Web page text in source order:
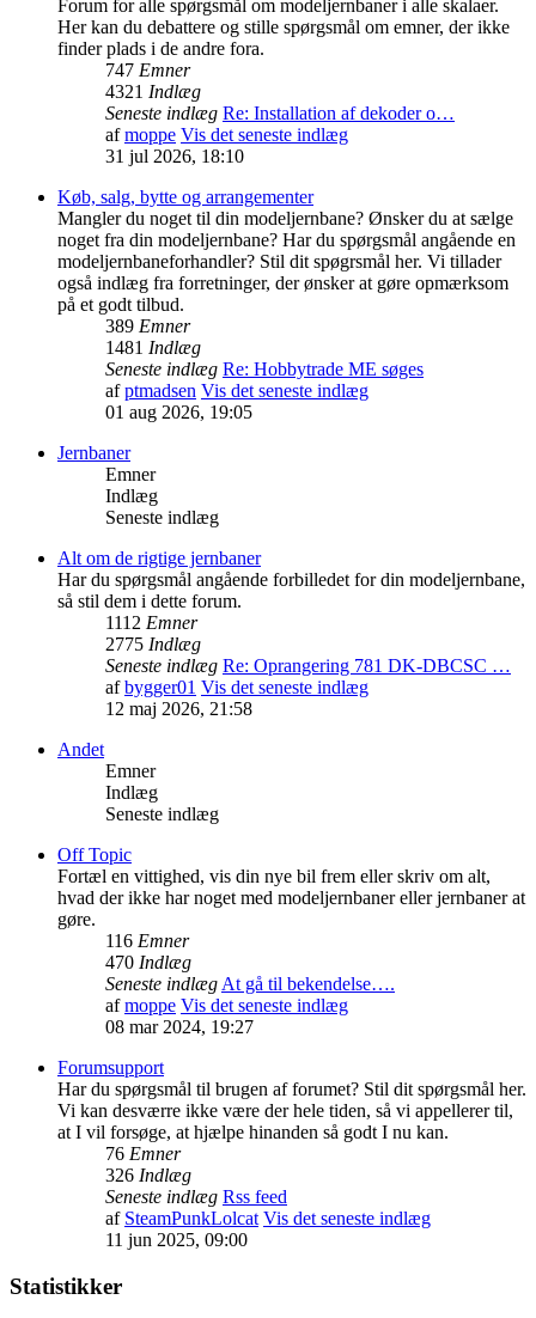
Forum for alle spørgsmål om modeljernbaner i alle skalaer.
Her kan du debattere og stille spørgsmål om emner, der ikke
finder plads i de andre fora.
747 Emner
4321 Indlæg
Seneste indlæg Re: Installation af dekoder o…
afmoppe Vis det seneste indlæg
31 jul 2026, 18:10
Køb, salg, bytte og arrangementer
Mangler du noget til din modeljernbane? Ønsker du at sælge
noget fra din modeljernbane? Har du spørgsmål angående en
modeljernbaneforhandler? Stil dit spøgrsmål her. Vi tillader
også indlæg fra forretninger, der ønsker at gøre opmærksom
på et godt tilbud.
389 Emner
1481 Indlæg
Seneste indlæg Re: Hobbytrade ME søges
afptmadsen Vis det seneste indlæg
01 aug 2026, 19:05
Jernbaner
Emner
Indlæg
Seneste indlæg
Alt om de rigtige jernbaner
Har du spørgsmål angående forbilledet for din modeljernbane,
så stil dem i dette forum.
1112 Emner
2775 Indlæg
Seneste indlæg Re: Oprangering 781 DK-DBCSC …
afbygger01 Vis det seneste indlæg
12 maj 2026, 21:58
Andet
Emner
Indlæg
Seneste indlæg
Off Topic
Fortæl en vittighed, vis din nye bil frem eller skriv om alt,
hvad der ikke har noget med modeljernbaner eller jernbaner at
gøre.
116 Emner
470 Indlæg
Seneste indlægAt gå til bekendelse….
afmoppe Vis det seneste indlæg
08 mar 2024, 19:27
Forumsupport
Har du spørgsmål til brugen af forumet? Stil dit spørgsmål her.
Vi kan desværre ikke være der hele tiden, så vi appellerer til,
at I vil forsøge, at hjælpe hinanden så godt I nu kan.
76 Emner
326 Indlæg
Seneste indlæg Rss feed
af SteamPunkLolcat Vis det seneste indlæg
11 jun 2025, 09:00
Statistikker